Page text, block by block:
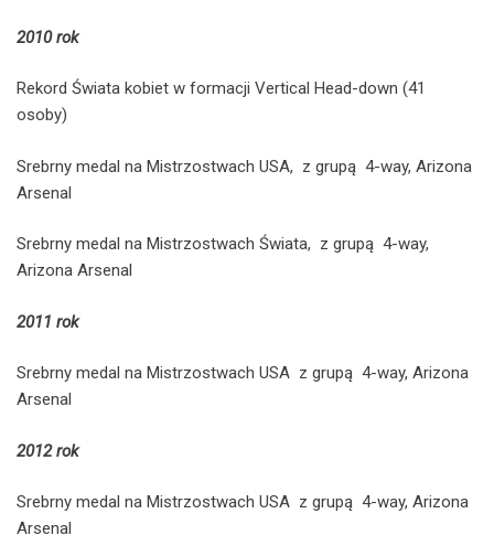
2010 rok
Rekord Świata kobiet w formacji Vertical Head-down (41
osoby)
Srebrny medal na Mistrzostwach USA, z grupą 4-way, Arizona
Arsenal
Srebrny medal na Mistrzostwach Świata, z grupą 4-way,
Arizona Arsenal
2011 rok
Srebrny medal na Mistrzostwach USA z grupą 4-way, Arizona
Arsenal
2012 rok
Srebrny medal na Mistrzostwach USA z grupą 4-way, Arizona
Arsenal